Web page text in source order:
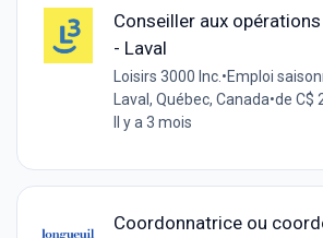
Conseiller aux
- Laval
Loisirs 3000 Inc. •Emploi
Laval, Québec, Canada•de C$
Il y a 3 mois
Coordonnatrice ou